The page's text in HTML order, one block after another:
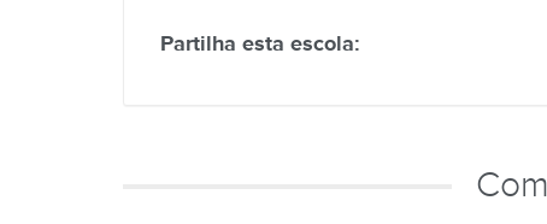
Partilha esta escola: